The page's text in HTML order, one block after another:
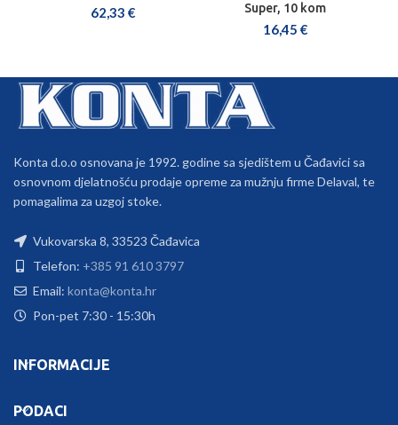
62,33 €
Super, 10 kom
16,45 €
Konta d.o.o osnovana je 1992. godine sa sjedištem u Čađavici sa
osnovnom djelatnošću prodaje opreme za mužnju firme Delaval, te
pomagalima za uzgoj stoke.
Vukovarska 8, 33523 Čađavica
Telefon: +385 91 610 3797
Email: konta@konta.hr
Pon-pet 7:30 - 15:30h
INFORMACIJE
PODACI